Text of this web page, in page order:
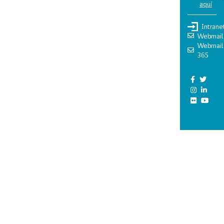
aquí
Webmail
Webmail
365